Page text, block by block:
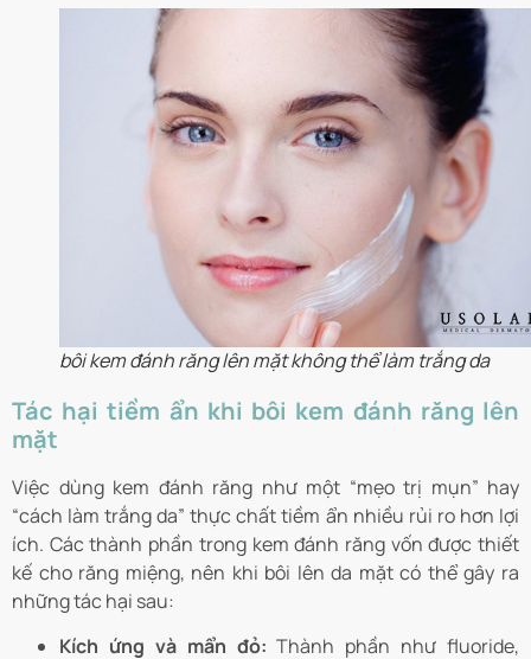
bôi kem đánh răng lên mặt không thể làm trắng da
Tác hại tiềm ẩn khi bôi kem đánh răng lên
mặt
Việc dùng kem đánh răng như một “mẹo trị mụn” hay
“cách làm trắng da” thực chất tiềm ẩn nhiều rủi ro hơn lợi
ích. Các thành phần trong kem đánh răng vốn được thiết
kế cho răng miệng, nên khi bôi lên da mặt có thể gây ra
những tác hại sau:
Kích ứng và mẩn đỏ: Thành phần như fluoride,